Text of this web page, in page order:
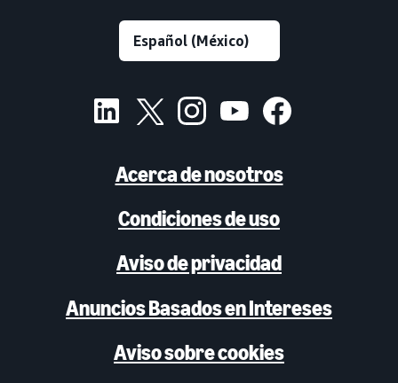
Acerca de nosotros
Condiciones de uso
Aviso de privacidad
Anuncios Basados en Intereses
Aviso sobre cookies